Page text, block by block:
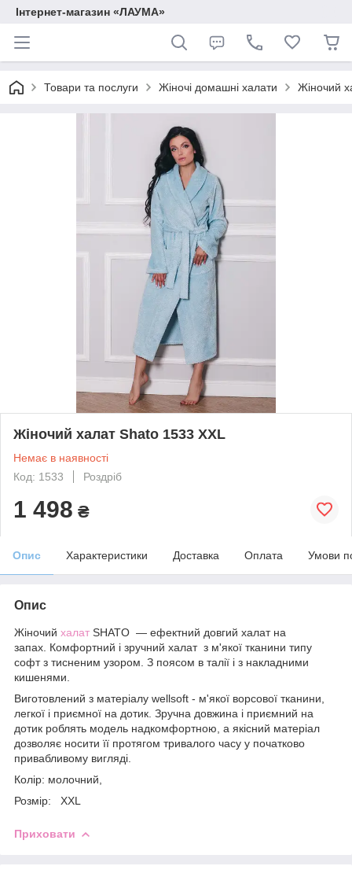
Інтернет-магазин «ЛАУМА»
Товари та послуги Жіночі домашні халати Жіночий
Жіночий халат Shato 1533 XXL
Немає в наявності
Код: 1533
Роздріб
1 498 ₴
Опис Характеристики Доставка Оплата Умови
Опис
Жіночий халат SHATO ― ефектний довгий халат на
запах. Комфортний і зручний халат з м'якої тканини типу
софт з тисненим узором. З поясом в талії і з накладними
кишенями.
Виготовлений з матеріалу wellsoft - м'якої ворсової тканини,
легкої і приємної на дотик. Зручна довжина і приємний на
дотик роблять модель надкомфортною, а якісний матеріал
дозволяє носити її протягом тривалого часу у початково
привабливому вигляді.
Колір: молочний,
Розмір: XXL
Приховати